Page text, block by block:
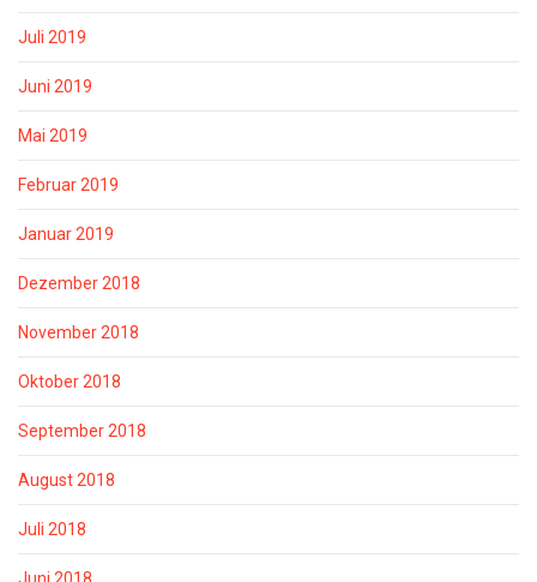
Juli 2019
Juni 2019
Mai 2019
Februar 2019
Januar 2019
Dezember 2018
November 2018
Oktober 2018
September 2018
August 2018
Juli 2018